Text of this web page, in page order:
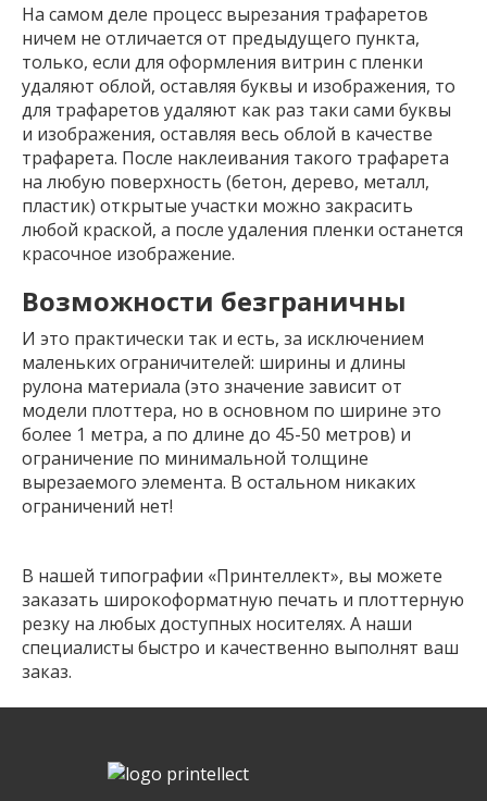
На самом деле процесс вырезания трафаретов
ничем не отличается от предыдущего пункта,
только, если для оформления витрин с пленки
удаляют облой, оставляя буквы и изображения, то
для трафаретов удаляют как раз таки сами буквы
и изображения, оставляя весь облой в качестве
трафарета. После наклеивания такого трафарета
на любую поверхность (бетон, дерево, металл,
пластик) открытые участки можно закрасить
любой краской, а после удаления пленки останется
красочное изображение.
Возможности безграничны
И это практически так и есть, за исключением
маленьких ограничителей: ширины и длины
рулона материала (это значение зависит от
модели плоттера, но в основном по ширине это
более 1 метра, а по длине до 45-50 метров) и
ограничение по минимальной толщине
вырезаемого элемента. В остальном никаких
ограничений нет!
В нашей типографии «Принтеллект», вы можете
заказать широкоформатную печать и плоттерную
резку на любых доступных носителях. А наши
специалисты быстро и качественно выполнят ваш
заказ.